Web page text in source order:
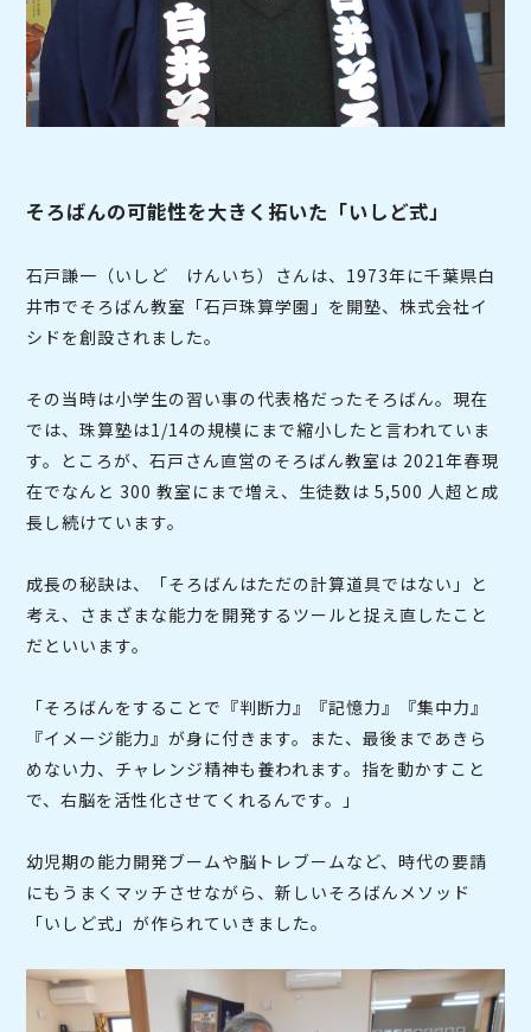
そろばんの可能性を大きく拓いた「いしど式」
石戸謙一（いしど けんいち）さんは、1973年に千葉県白
井市でそろばん教室「石戸珠算学園」を開塾、株式会社イ
シドを創設されました。
その当時は小学生の習い事の代表格だったそろばん。現在
では、珠算塾は1/14の規模にまで縮小したと言われていま
す。ところが、⽯⼾さん直営のそろばん教室は 2021年春現
在でなんと 300 教室にまで増え、⽣徒数は 5,500 ⼈超と成
⻑し続けています。
成長の秘訣は、「そろばんはただの計算道具ではない」と
考え、さまざまな能力を開発するツールと捉え直したこと
だといいます。
「そろばんをすることで『判断力』『記憶力』『集中力』
『イメージ能力』が身に付きます。また、最後まであきら
めない力、チャレンジ精神も養われます。指を動かすこと
で、右脳を活性化させてくれるんです。」
幼児期の能力開発ブームや脳トレブームなど、時代の要請
にもうまくマッチさせながら、新しいそろばんメソッド
「いしど式」が作られていきました。